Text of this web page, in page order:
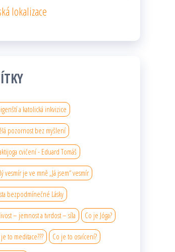
lokalizace
a katolická inkvizice
pozornost bez myšlení
cvičení - Eduard Tomáš
vesmír je ve mně „Já jsem“ vesmír
bezpodmínečné Lásky
– jemnost a tvrdost – síla Co je Jóga?
to meditace??? Co je to osvícení?